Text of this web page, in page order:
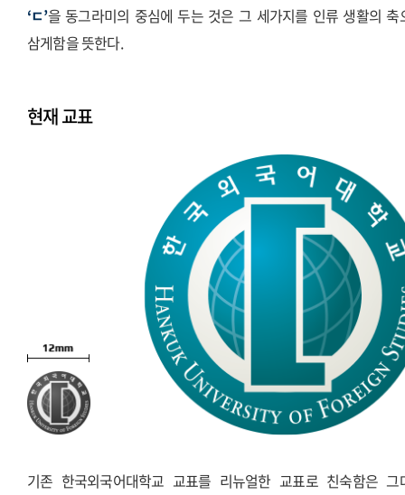
‘ㄷ’을 동그라미의 중심에 두는 것은 그 세가지를 인류 생활의 축
삼게함을 뜻한다.
현재 교표
기존 한국외국어대학교 교표를 리뉴얼한 교표로 친숙함은 그